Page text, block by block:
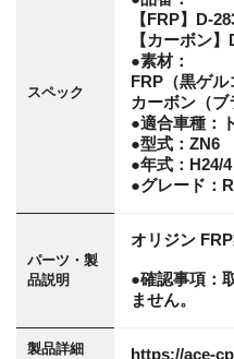
スペック
【FRP】D-
【カーボン
●素材：
FRP（黒ゲル
カーボン（ブ
●適合車種：
●型式：ZN6
●年式：H24/4
●グレード：
パーツ・製
品説明
オリジン
●確認事項：
ません。
製品詳細
https://ace-